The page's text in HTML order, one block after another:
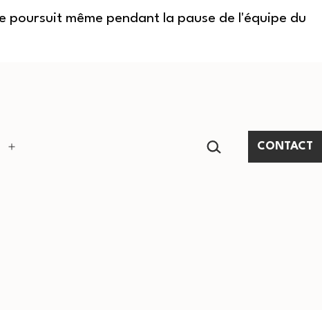
poursuit même pendant la pause de l'équipe du
RECHERCHER…
CONTACT